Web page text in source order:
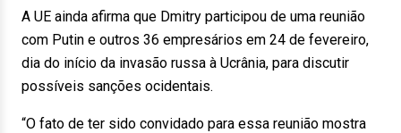
A UE ainda afirma que Dmitry participou de uma reunião
com Putin e outros 36 empresários em 24 de fevereiro,
dia do início da invasão russa à Ucrânia, para discutir
possíveis sanções ocidentais.
“O fato de ter sido convidado para essa reunião mostra